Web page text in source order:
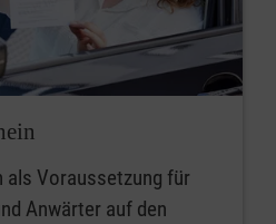
als Voraussetzung für
Anwärter auf den